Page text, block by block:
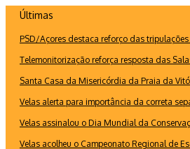
conteúdo
Últimas
PSD/Açores destaca reforço das
Telemonitorização reforça resposta das
Santa Casa da Misericórdia da Praia da
Velas alerta para importância da correta
Velas assinalou o Dia Mundial da
Velas acolheu o Campeonato Regional de